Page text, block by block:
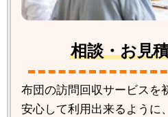
相談・お見
布団の訪問回収サービスを
安心して利用出来るように